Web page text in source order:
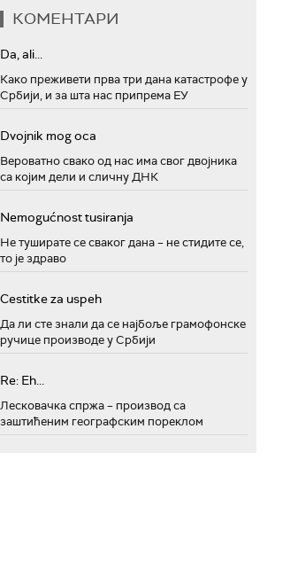
КОМЕНТАРИ
Da, ali...
Како преживети прва три дана катастрофе у
Србији, и за шта нас припрема ЕУ
Dvojnik mog oca
Вероватно свако од нас има свог двојника
са којим дели и сличну ДНК
Nemogućnost tusiranja
Не туширате се сваког дана – не стидите се,
то је здраво
Cestitke za uspeh
Да ли сте знали да се најбоље грамофонске
ручице производе у Србији
Re: Eh...
Лесковачка спржа – производ са
заштићеним географским пореклом